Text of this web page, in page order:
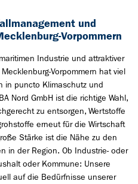
und
Vorpommern
Industrie und attraktiver
Vorpommern hat viel
in puncto Klimaschutz und
Nord GmbH ist die richtige Wahl,
zu entsorgen, Wertstoffe
erneut für die Wirtschaft
Stärke ist die Nähe zu den
in der Region. Ob Industrie- oder
oder Kommune: Unsere
auf die Bedürfnisse unserer